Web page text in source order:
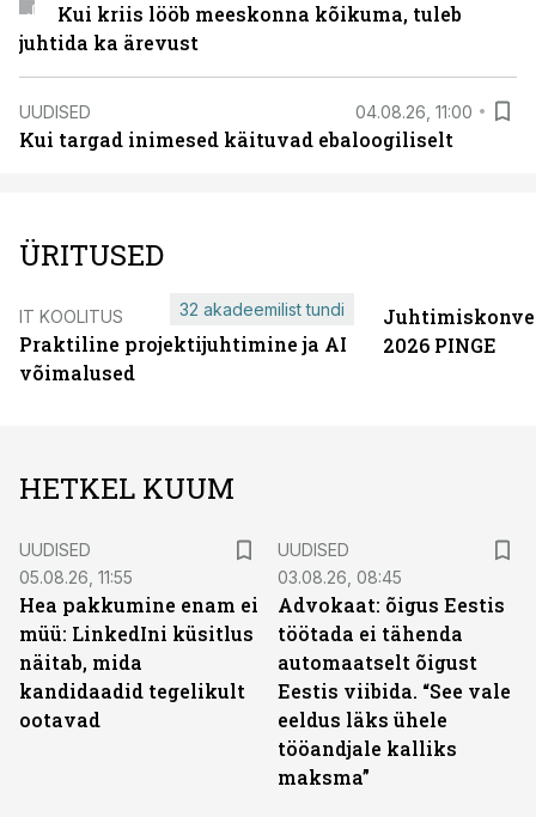
Kui kriis lööb meeskonna kõikuma, tuleb
juhtida ka ärevust
UUDISED 04.08.26, 11:00
Kui targad inimesed käituvad ebaloogiliselt
ÜRITUSED
IT KOOLITUS
Praktiline projektijuhtimine ja AI
võimalused
32 akadeemilist tundi
2026 PINGE
HETKEL KUUM
UUDISED
05.08.26, 11:55
Hea pakkumine enam ei
müü: LinkedIni küsitlus
näitab, mida
kandidaadid tegelikult
ootavad
UUDISED
03.08.26, 08:45
Advokaat: õigus Eestis
töötada ei tähenda
automaatselt õigust
Eestis viibida. “See vale
eeldus läks ühele
tööandjale kalliks
maksma”